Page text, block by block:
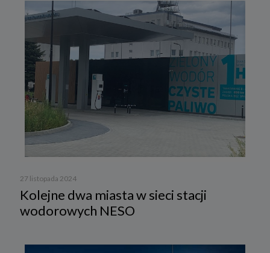
27 listopada 2024
Kolejne dwa miasta w sieci stacji
wodorowych NESO